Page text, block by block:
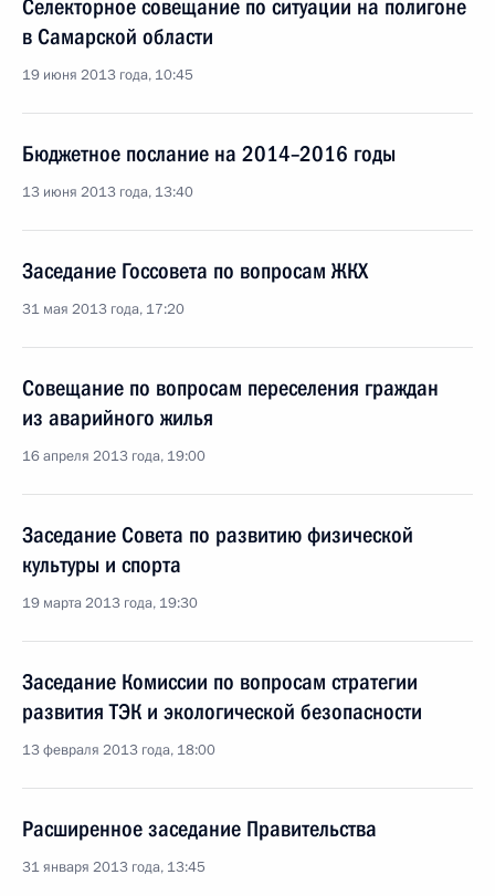
Селекторное совещание по ситуации на полигоне
в Самарской области
19 июня 2013 года, 10:45
Бюджетное послание на 2014–2016 годы
13 июня 2013 года, 13:40
Заседание Госсовета по вопросам ЖКХ
31 мая 2013 года, 17:20
Совещание по вопросам переселения граждан
из аварийного жилья
16 апреля 2013 года, 19:00
Заседание Совета по развитию физической
культуры и спорта
19 марта 2013 года, 19:30
Заседание Комиссии по вопросам стратегии
развития ТЭК и экологической безопасности
13 февраля 2013 года, 18:00
Расширенное заседание Правительства
31 января 2013 года, 13:45